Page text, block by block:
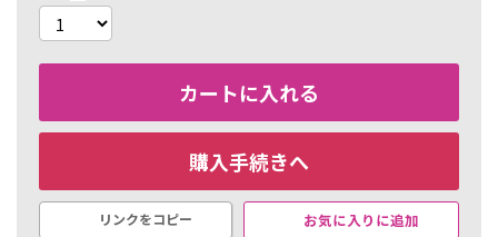
カートに入れる
購入手続きへ
お気に入りに追加
リンクをコピー